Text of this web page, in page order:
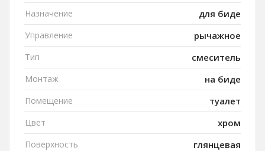
Назначение для биде
Управление рычажное
Тип смеситель
Монтаж на биде
Помещение туалет
Цвет хром
Поверхность глянцевая